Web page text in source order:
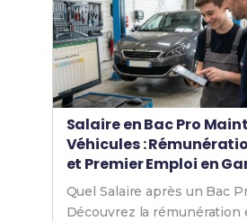
Salaire en Bac Pro
Véhicules :
et Premier Emploi en
Quel Salaire après un Bac
Découvrez la rémunération